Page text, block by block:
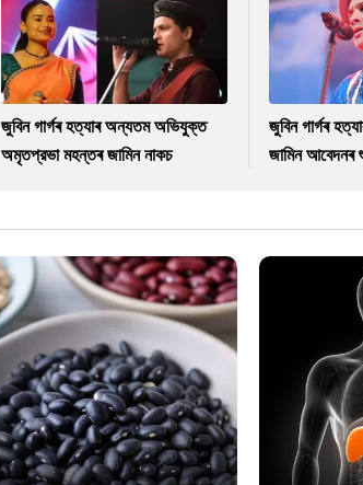
জুবিন গাৰ্গৰ হত্যাৰ অন্যতম অভিযুক্ত
অমৃতপ্রভা মহন্তৰ জামিন নাকচ
জুবিন গাৰ্গৰ
জামিন আবেদনৰ